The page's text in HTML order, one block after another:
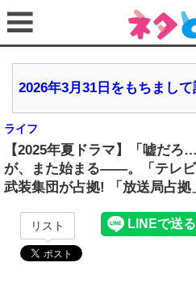
2026年3月31日をもちまし
ライフ
【2025年夏ドラマ】「嘘だろ
が、また始まる――。「テレ
武装集団が占拠! 「放送局占拠
リスト